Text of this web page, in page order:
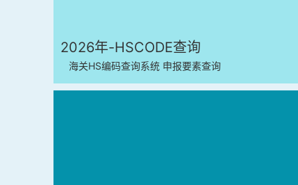
2026年-HSCODE查询
海关HS编码查询系统 申报要素查询